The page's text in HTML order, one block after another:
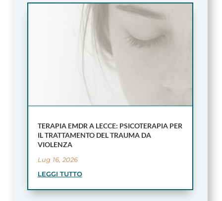
TERAPIA EMDR A LECCE: PSICOTERAPIA PER
IL TRATTAMENTO DEL TRAUMA DA
VIOLENZA
Lug 16, 2026
LEGGI TUTTO